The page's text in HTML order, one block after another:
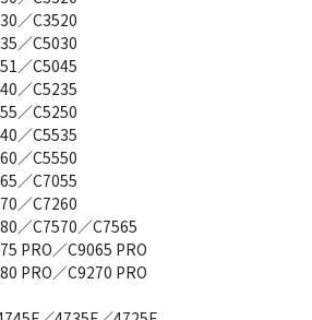
／C3520
／C5030
／C5045
／C5235
／C5250
／C5535
／C5550
／C7055
／C7260
／C7570／C7565
PRO／C9065 PRO
PRO／C9270 PRO